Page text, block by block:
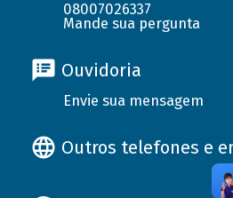
08007026337
Mande sua pergunta
Ouvidoria
Envie sua mensagem
Outros telefones e